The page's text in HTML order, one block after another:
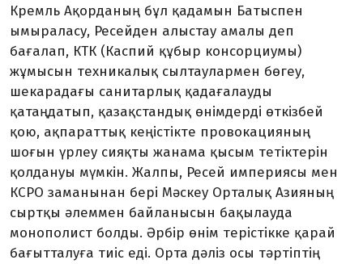
Кремль Ақорданың бұл қадамын Батыспен
ымыраласу, Ресейден алыстау амалы деп
бағалап, КТК (Каспий құбыр консорциумы)
жұмысын техникалық сылтаулармен бөгеу,
шекарадағы санитарлық қадаға­лауды
қатаңдатып, қазақстандық өнім­дерді өткізбей
қою, ақпараттық кеңіс­тікте провокацияның
шоғын үрлеу сияқ­ты жанама қысым тетіктерін
қол­дануы мүмкін. Жалпы, Ресей империясы мен
КСРО заманынан бері Мәскеу Орталық Азияның
сыртқы әлеммен байланысын бақылауда
монополист болды. Әрбір өнім терістікке қарай
бағыт­талуға тиіс еді. Орта дәліз осы тәр­тіп­тің